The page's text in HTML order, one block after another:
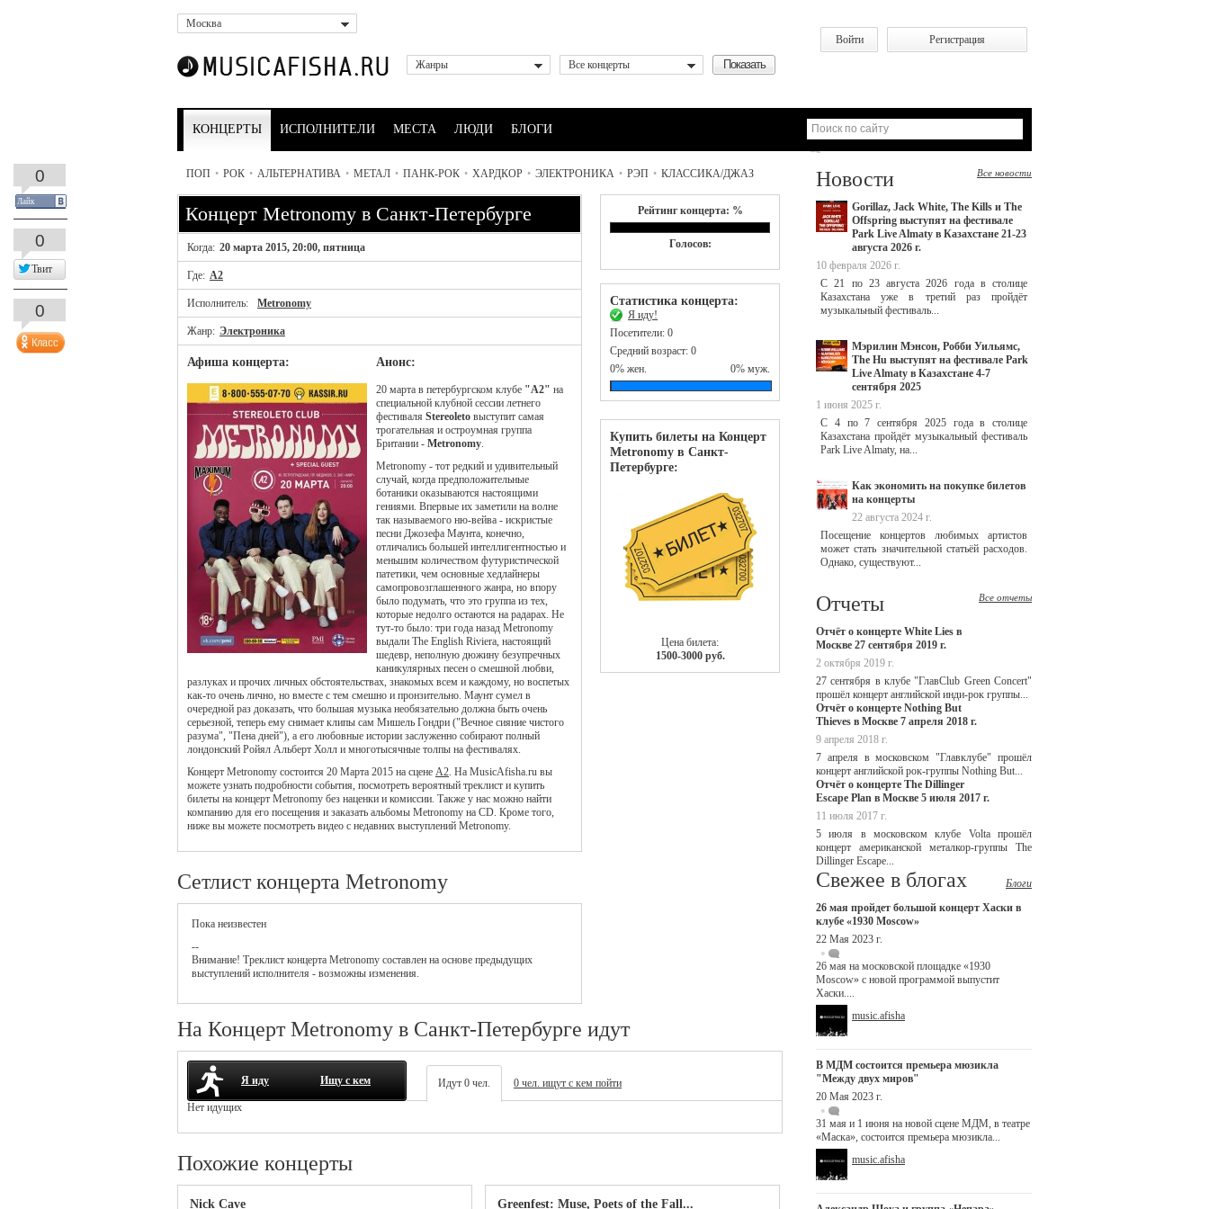
Москва
Войти
Регистрация
Жанры
Все концерты
КОНЦЕРТЫ ИСПОЛНИТЕЛИ МЕСТА ЛЮДИ БЛОГИ
ПОП • РОК • АЛЬТЕРНАТИВА • МЕТАЛ • ПАНК-РОК • ХАРДКОР • ЭЛЕКТРОНИКА • РЭП • КЛАССИКА/ДЖАЗ
Рейтинг концерта: %
Голосов:
Статистика концерта:
Я иду!
Посетители: 0
Средний возраст: 0
0% жен.
0% муж.
Купить билеты на Концерт
Metronomy в Санкт-
Петербурге:
Цена билета:
1500-3000 руб.
Концерт Metronomy в Санкт-Петербурге
Когда: 20 марта 2015, 20:00, пятница
Где: A2
Исполнитель: Metronomy
Жанр: Электроника
Афиша концерта: Анонс:
20 марта в петербургском клубе "А2" на
специальной клубной сессии летнего
фестиваля Stereoleto выступит самая
трогательная и остроумная группа
Британии - Metronomy.
Metronomy - тот редкий и удивительный
случай, когда предположительные
ботаники оказываются настоящими
гениями. Впервые их заметили на волне
так называемого ню-вейва - искристые
песни Джозефа Маунта, конечно,
отличались большей интеллигентностью и
меньшим количеством футуристической
патетики, чем основные хедлайнеры
самопровозглашенного жанра, но впору
было подумать, что это группа из тех,
которые недолго остаются на радарах. Не
тут-то было: три года назад Metronomy
выдали The English Riviera, настоящий
шедевр, неполную дюжину безупречных
каникулярных песен о смешной любви,
разлуках и прочих личных обстоятельствах, знакомых всем и каждому, но воспетых
как-то очень лично, но вместе с тем смешно и пронзительно. Маунт сумел в
очередной раз доказать, что большая музыка необязательно должна быть очень
серьезной, теперь ему снимает клипы сам Мишель Гондри ("Вечное сияние чистого
разума", "Пена дней"), а его любовные истории заслуженно собирают полный
лондонский Ройял Альберт Холл и многотысячные толпы на фестивалях.
Концерт Metronomy состоится 20 Марта 2015 на сцене A2. На MusicAfisha.ru вы
можете узнать подробности события, посмотреть вероятный треклист и купить
билеты на концерт Metronomy без наценки и комиссии. Также у нас можно найти
компанию для его посещения и заказать альбомы Metronomy на CD. Кроме того,
ниже вы можете посмотреть видео с недавних выступлений Metronomy.
Сетлист концерта Metronomy
Пока неизвестен
--
Внимание! Треклист концерта Metronomy составлен на основе предыдущих
выступлений исполнителя - возможны изменения.
На Концерт Metronomy в Санкт-Петербурге идут
Я иду Ищу с кем Идут 0 чел.
0 чел. ищут с кем пойти
Нет идущих
Похожие концерты
Nick Cave Greenfest: Muse, Poets of the Fall...
Новости Все новости
Gorillaz, Jack White, The Kills и The
Offspring выступят на фестивале
Park Live Almaty в Казахстане 21-23
августа 2026 г.
10 февраля 2026 г.
С 21 по 23 августа 2026 года в столице
Казахстана уже в третий раз пройдёт
музыкальный фестиваль...
Мэрилин Мэнсон, Робби Уильямс,
The Hu выступят на фестивале Park
Live Almaty в Казахстане 4-7
сентября 2025
1 июня 2025 г.
С 4 по 7 сентября 2025 года в столице
Казахстана пройдёт музыкальный фестиваль
Park Live Almaty, на...
Как экономить на покупке билетов
на концерты
22 августа 2024 г.
Посещение концертов любимых артистов
может стать значительной статьёй расходов.
Однако, существуют...
Отчеты Все отчеты
Отчёт о концерте White Lies в
Москве 27 сентября 2019 г.
2 октября 2019 г.
27 сентября в клубе "ГлавClub Green Concert"
прошёл концерт английской инди-рок группы...
Отчёт о концерте Nothing But
Thieves в Москве 7 апреля 2018 г.
9 апреля 2018 г.
7 апреля в московском "Главклубе" прошёл
концерт английской рок-группы Nothing But...
Отчёт о концерте The Dillinger
Escape Plan в Москве 5 июля 2017 г.
11 июля 2017 г.
5 июля в московском клубе Volta прошёл
концерт американской металкор-группы The
Dillinger Escape...
Свежее в блогах
Блоги
26 мая пройдет большой концерт Хаски в
клубе «1930 Moscow»
22 Мая 2023 г.
26 мая на московской площадке «1930
Moscow» с новой программой выпустит
Хаски....
music.afisha
В МДМ состоится премьера мюзикла
"Между двух миров"
20 Мая 2023 г.
31 мая и 1 июня на новой сцене МДМ, в театре
«Маска», состоится премьера мюзикла...
music.afisha
0
Лайк
0
Твит
0